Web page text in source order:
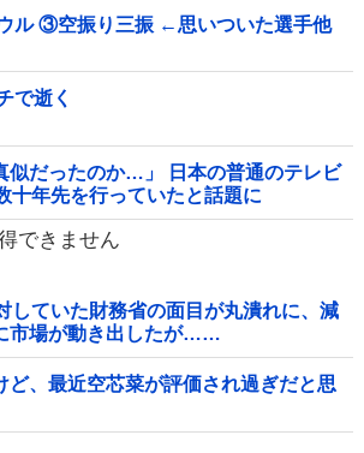
①ファウル ②ファウル ③空振り三振 ←思いついた選手他
で逝く
似だったのか…」 日本の普通のテレビ
十年先を行っていたと話題に
できません
していた財務省の面目が丸潰れに、減
市場が動き出したが……
ど、最近空芯菜が評価され過ぎだと思